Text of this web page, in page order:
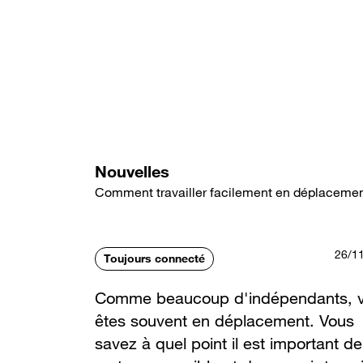
Nouvelles
Comment travailler facilement en
Toujours connecté 26/
Comme beaucoup d'indépendants,
êtes souvent en déplacement. Vous
savez à quel point il est important de